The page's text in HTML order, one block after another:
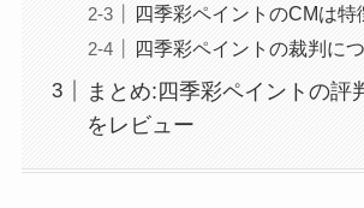
四季彩ペイントのCMは特
四季彩ペイントの裁判に
まとめ:四季彩ペイントの評
をレビュー